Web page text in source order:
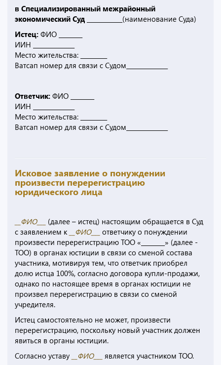
в Специализированный межрайонный
экономический Суд ____________ (наименование Суда)
Истец: ФИО ________
ИИН ______________
Место жительства: _________
Ватсап номер для связи с Судом______________
Ответчик: ФИО ________
ИИН ______________
Место жительства: _________
Ватсап номер для связи с Судом______________
Исковое заявление о понуждении
произвести перерегистрацию
юридического лица
__ФИО___
(далее – истец) настоящим обращается в Суд
с заявлением к
__ФИО___
ответчику о понуждении
произвести перерегистрацию ТОО «________» (далее -
ТОО) в органах юстиции в связи со сменой состава
участника, мотивируя тем, что ответчик приобрел
долю истца 100%, согласно договора купли-продажи,
однако по настоящее время в органах юстиции не
произвел перерегистрацию в связи со сменой
учредителя.
Истец самостоятельно не может, произвести
перерегистрацию, поскольку новый участник должен
явиться в органы юстиции.
Согласно уставу
__ФИО___
является участником ТОО.